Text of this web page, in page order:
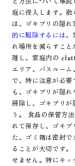
庭に侵入します。
は、ゴキブリの隠れ
的に駆除するには、
れ場所を減らすこ
理し、家庭内の
エリア、バスルー
で、特に注意が必
も、ゴキブリが隠
掃除し、ゴキブリが
う。 食品の保管方
れて保存し、ゴキ
た、ゴミ箱は密封
ることが大切です
せません。特にキ